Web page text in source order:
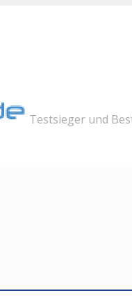
Testsieger und